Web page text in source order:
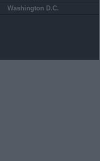
Washington D.C.